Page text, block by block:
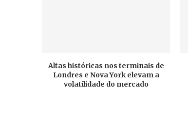
Altas históricas nos terminais de
Londres e Nova York elevam a
volatilidade do mercado